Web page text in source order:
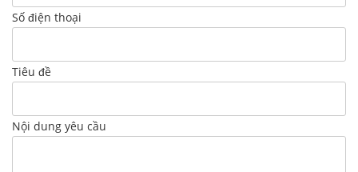
Số điện thoại
Tiêu đề
Nội dung yêu cầu